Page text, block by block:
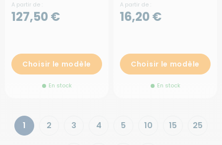
A partir de :
127,50 €
Choisir le modèle
En stock
A partir de :
16,20 €
Choisir le modèle
En stock
1 2 3 4 5 10 15 25